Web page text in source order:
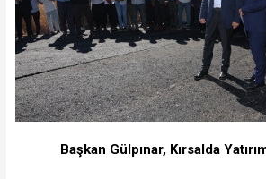
Başkan Gülpınar, Kırsalda